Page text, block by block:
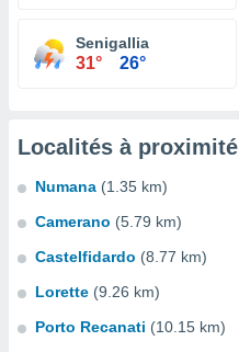
Senigallia
31° 26°
Localités à proximité
Numana (1.35 km)
Camerano (5.79 km)
Castelfidardo (8.77 km)
Lorette (9.26 km)
Porto Recanati (10.15 km)